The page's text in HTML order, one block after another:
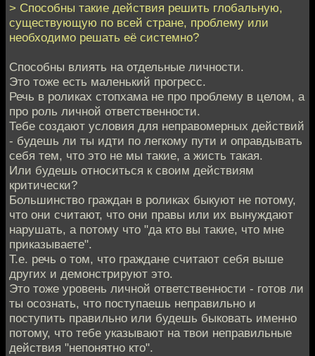
> Способны такие действия решить глобальную,
существующую по всей стране, проблему или
необходимо решать её системно?
Способны влиять на отдельные личности.
Это тоже есть маленький прогресс.
Речь в роликах стопхама не про проблему в целом, а
про роль личной ответственности.
Тебе создают условия для неправомерных действий
- будешь ли ты идти по легкому пути и оправдывать
себя тем, что это не мы такие, а жисть такая.
Или будешь относиться к своим действиям
критически?
Большинство граждан в роликах быкуют не потому,
что они считают, что они правы или их вынуждают
нарушать, а потому что "да кто вы такие, что мне
приказываете".
Т.е. речь о том, что граждане считают себя выше
других и демонстрируют это.
Это тоже уровень личной ответственности - готов ли
ты осознать, что поступаешь неправильно и
поступить правильно или будешь быковать именно
потому, что тебе указывают на твои неправильные
действия "непонятно кто".